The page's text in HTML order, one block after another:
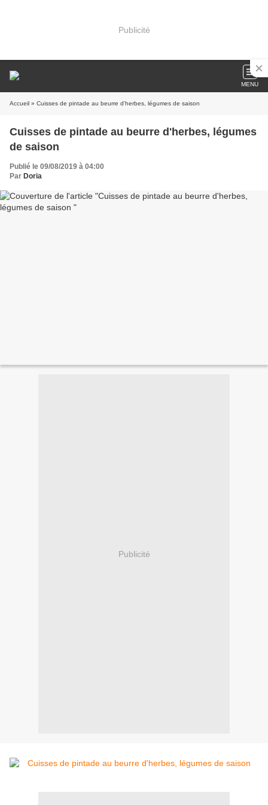
Publicité
MENU
Accueil » Cuisses de pintade au beurre d'herbes, légumes de saison
Cuisses de pintade au beurre d'herbes, légumes
de saison
Publié le 09/08/2019 à 04:00
Par Doria
Publicité